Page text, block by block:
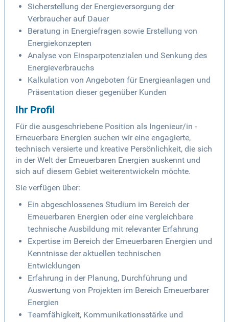
Sicherstellung der Energieversorgung der
Verbraucher auf Dauer
Beratung in Energiefragen sowie Erstellung von
Energiekonzepten
Analyse von Einsparpotenzialen und Senkung des
Energieverbrauchs
Kalkulation von Angeboten für Energieanlagen und
Präsentation dieser gegenüber Kunden
Ihr Profil
Für die ausgeschriebene Position als Ingenieur/in -
Erneuerbare Energien suchen wir eine engagierte,
technisch versierte und kreative Persönlichkeit, die sich
in der Welt der Erneuerbaren Energien auskennt und
sich auf diesem Gebiet weiterentwickeln möchte.
Sie verfügen über:
Ein abgeschlossenes Studium im Bereich der
Erneuerbaren Energien oder eine vergleichbare
technische Ausbildung mit relevanter Erfahrung
Expertise im Bereich der Erneuerbaren Energien und
Kenntnisse der aktuellen technischen
Entwicklungen
Erfahrung in der Planung, Durchführung und
Auswertung von Projekten im Bereich Erneuerbarer
Energien
Teamfähigkeit, Kommunikationsstärke und